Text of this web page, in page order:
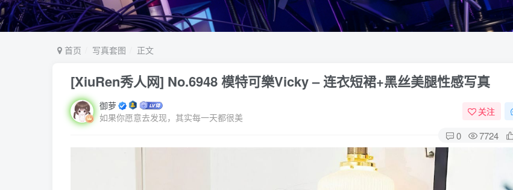
首页 写真套图 正文
[XiuRen秀人网] No.6948 模特可樂Vicky – 连衣短裙+黑丝美腿性感写真
御萝
如果你愿意去发现，其实每一天都很美
关注
0 7724